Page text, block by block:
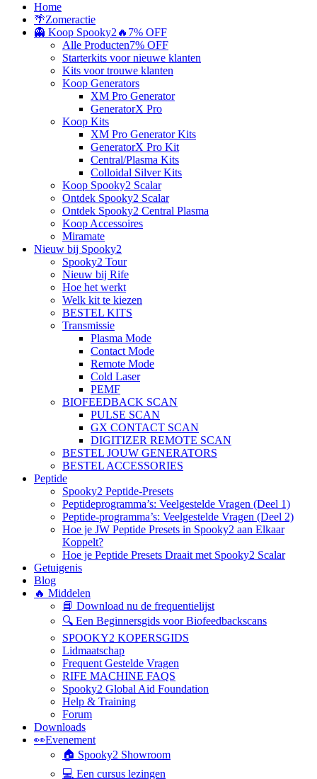
Home
🌴Zomeractie
👻 Koop Spooky2 🔥7% OFF
Alle Producten7% OFF
Starterkits voor nieuwe klanten
Kits voor trouwe klanten
Koop Generators
XM Pro Generator
GeneratorX Pro
Koop Kits
XM Pro Generator Kits
GeneratorX Pro Kit
Central/Plasma Kits
Colloidal Silver Kits
Koop Spooky2 Scalar
Ontdek Spooky2 Scalar
Ontdek Spooky2 Central Plasma
Koop Accessoires
Miramate
Nieuw bij Spooky2
Spooky2 Tour
Nieuw bij Rife
Hoe het werkt
Welk kit te kiezen
BESTEL KITS
Transmissie
Plasma Mode
Contact Mode
Remote Mode
Cold Laser
PEMF
BIOFEEDBACK SCAN
PULSE SCAN
GX CONTACT SCAN
DIGITIZER REMOTE SCAN
BESTEL JOUW GENERATORS
BESTEL ACCESSORIES
Peptide
Spooky2 Peptide-Presets
Peptideprogramma’s: Veelgestelde Vragen (Deel 1)
Peptide-programma’s: Veelgestelde Vragen (Deel 2)
Hoe je JW Peptide Presets in Spooky2 aan Elkaar
Koppelt?
Hoe je Peptide Presets Draait met Spooky2 Scalar
Getuigenis
Blog
🔥 Middelen
📘 Download nu de frequentielijst
🔍 Een Beginnersgids voor Biofeedbackscans
SPOOKY2 KOPERSGIDS
Lidmaatschap
Frequent Gestelde Vragen
RIFE MACHINE FAQS
Spooky2 Global Aid Foundation
Help & Training
Forum
Downloads
👀Evenement
🏠 Spooky2 Showroom
💻 Een cursus lezingen